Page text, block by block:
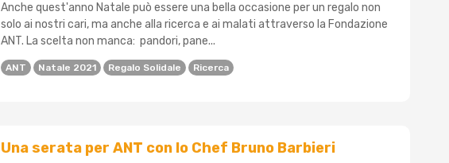
Anche quest'anno Natale può essere una bella occasione per un regalo non
solo ai nostri cari, ma anche alla ricerca e ai malati attraverso la Fondazione
ANT. La scelta non manca: pandori, pane...
ANT Natale 2021 Regalo Solidale Ricerca
Una serata per ANT con lo Chef Bruno Barbieri